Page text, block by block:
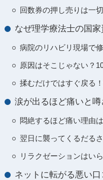
回数券の押し売りは一
なぜ理学療法士の国
病院のリハビリ現場で
原因はそこじゃない？
揉むだけではすぐ戻る
涙が出るほど痛いと
悶絶するほど痛い理由
翌日に襲ってくるだる
リラクゼーションはい
ネットに転がる悪い